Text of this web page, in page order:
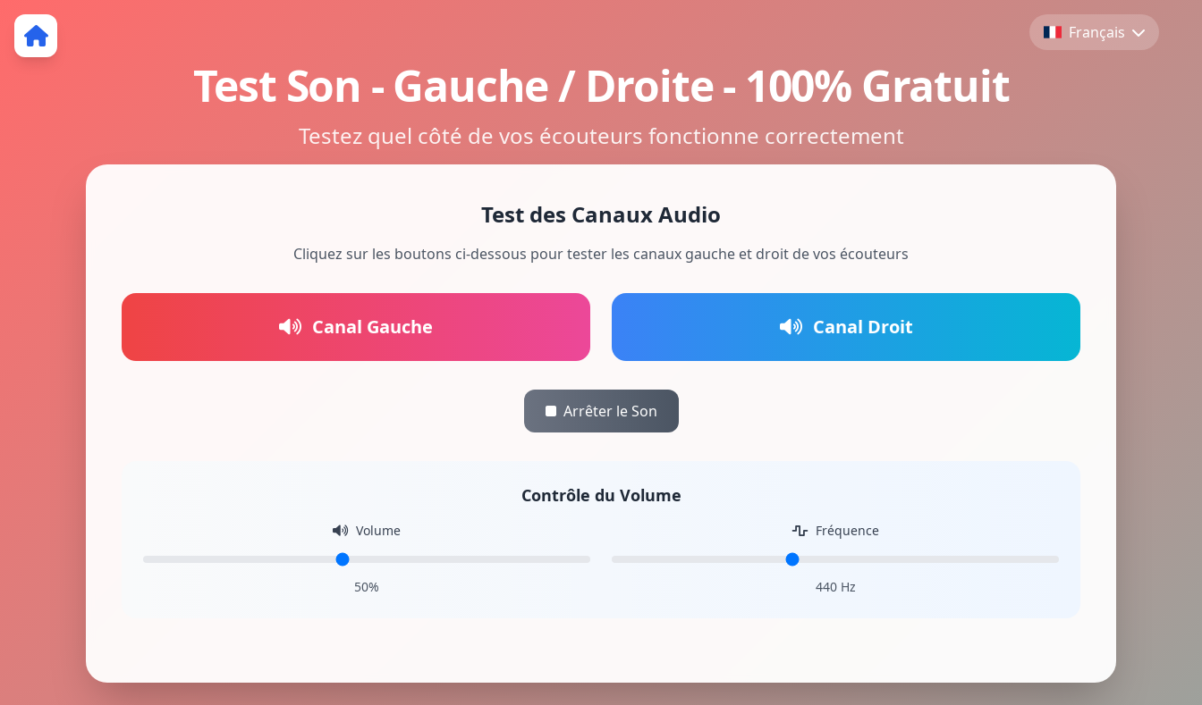
Français
Test Son - Gauche / Droite - 100% Gratuit
Testez quel côté de vos écouteurs fonctionne correctement
Test des Canaux Audio
Cliquez sur les boutons ci-dessous pour tester les canaux gauche et droit de vos écouteurs
Canal Gauche Canal Droit
Arrêter le Son
Contrôle du Volume
Volume
50%
Fréquence
440 Hz